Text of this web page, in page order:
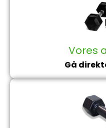
Vores
Gå